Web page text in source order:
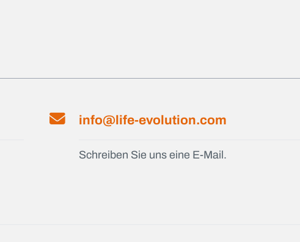
info@life-evolution.com
Schreiben Sie uns eine E-Mail.